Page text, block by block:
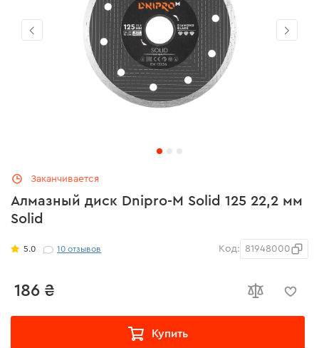
Алмазный диск Dnipro-M Solid 125 22,2 мм
Solid
5.0 10отзывов Код: 81948000
186 ₴
Купить
Заканчивается